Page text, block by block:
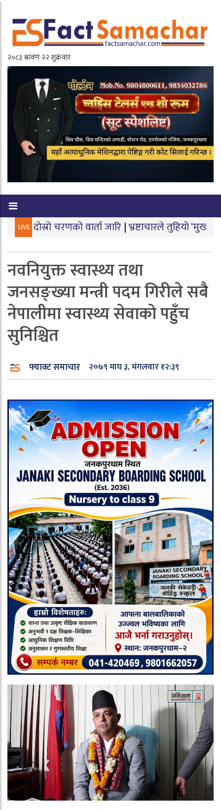
LIVEवार्ता जारि|भ्रष्टाचारले तुहियो ‘मुख्यमन्त्री बेटी
नवनियुक्त स्वास्थ्य तथा
जनसङ्ख्या मन्त्री पदम गिरीले सबै
नेपालीमा स्वास्थ्य सेवाको पहुँच
सुनिश्चित
फ्याक्ट समाचार २०७९ माघ ३, मंगलवार १२:३९